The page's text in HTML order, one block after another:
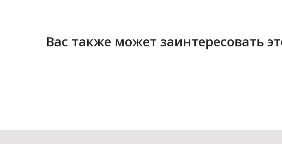
Вас также может заинтересовать